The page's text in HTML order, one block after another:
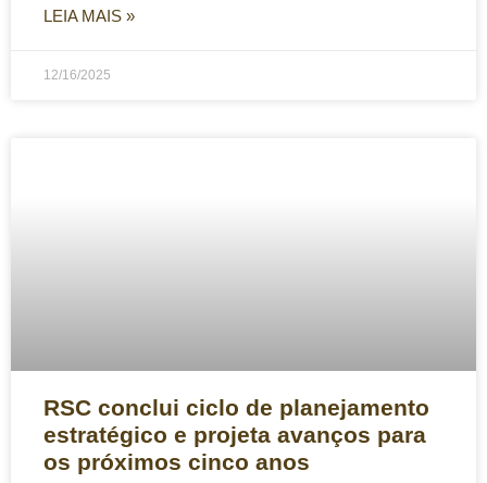
LEIA MAIS »
12/16/2025
RSC conclui ciclo de planejamento
estratégico e projeta avanços para
os próximos cinco anos